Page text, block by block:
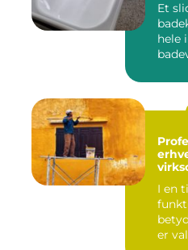
Et
hele
I en
er